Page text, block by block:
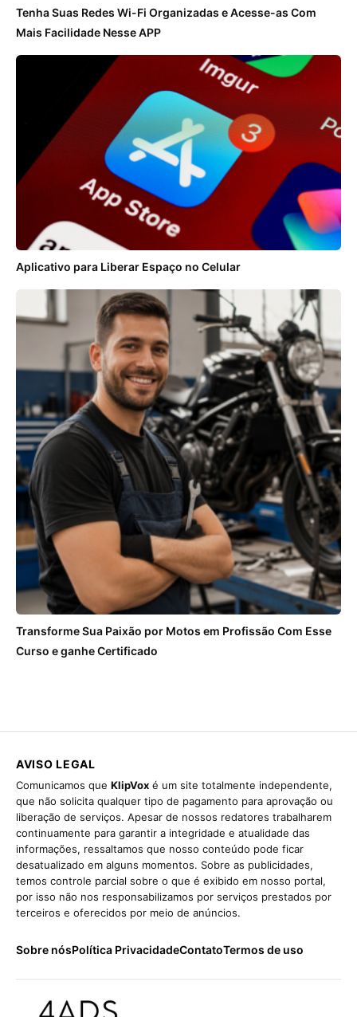
Tenha Suas Redes Wi-Fi Organizadas e Acesse-as Com
Mais Facilidade Nesse APP
Aplicativo para Liberar Espaço no Celular
Transforme Sua Paixão por Motos em Profissão Com Esse
Curso e ganhe Certificado
AVISO LEGAL
Comunicamos que KlipVox é um site totalmente independente,
que não solicita qualquer tipo de pagamento para aprovação ou
liberação de serviços. Apesar de nossos redatores trabalharem
continuamente para garantir a integridade e atualidade das
informações, ressaltamos que nosso conteúdo pode ficar
desatualizado em alguns momentos. Sobre as publicidades,
temos controle parcial sobre o que é exibido em nosso portal,
por isso não nos responsabilizamos por serviços prestados por
terceiros e oferecidos por meio de anúncios.
Sobre nósPolítica PrivacidadeContatoTermos de uso